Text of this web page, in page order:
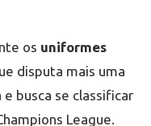
os uniformes
disputa mais uma
busca se classificar
League.